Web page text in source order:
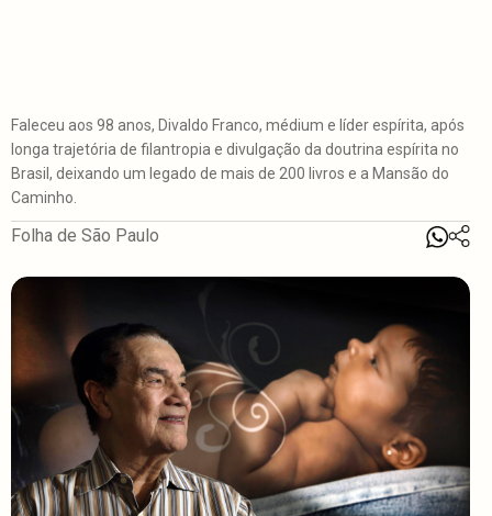
Faleceu aos 98 anos, Divaldo Franco, médium e líder espírita, após
longa trajetória de filantropia e divulgação da doutrina espírita no
Brasil, deixando um legado de mais de 200 livros e a Mansão do
Caminho.
Folha de São Paulo